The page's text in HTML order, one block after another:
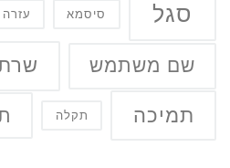
סגל סיסמא עזרה
שם משתמש
תמיכה תקלה